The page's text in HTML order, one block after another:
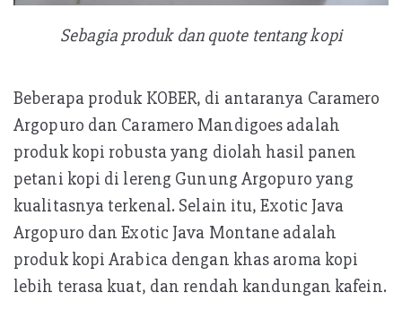
Sebagia produk dan quote tentang kopi
Beberapa produk KOBER, di antaranya Caramero
Argopuro dan Caramero Mandigoes adalah
produk kopi robusta yang diolah hasil panen
petani kopi di lereng Gunung Argopuro yang
kualitasnya terkenal. Selain itu, Exotic Java
Argopuro dan Exotic Java Montane adalah
produk kopi Arabica dengan khas aroma kopi
lebih terasa kuat, dan rendah kandungan kafein.